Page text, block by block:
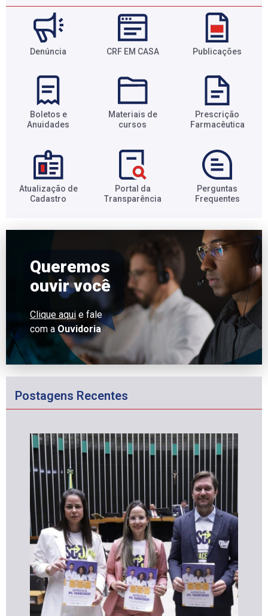
Denúncia CRF EM CASA Publicações
Boletos e
Anuidades​
Materiais de
cursos​
Prescrição
Farmacêutica​
Atualização de
Cadastro​
Portal da
Transparência​
Perguntas
Frequentes​
Queremos
ouvir você
Clique aqui e fale
com a Ouvidoria
Postagens Recentes